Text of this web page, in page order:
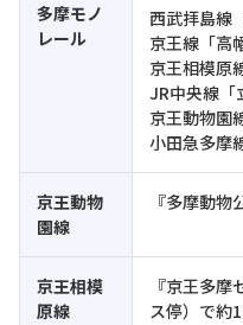
多摩モノ
レール
西武拝島線
京王線「高
京王相模原
JR中央線「
京王動物園
小田急多摩
京王動物
園線
『多摩動
京王相模
原線
『京王多
ス停）で約